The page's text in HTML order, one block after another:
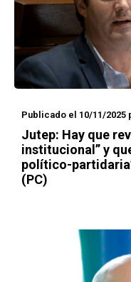
Publicado el 10/11/2025
Jutep: Hay que
institucional” y
político-
(PC)